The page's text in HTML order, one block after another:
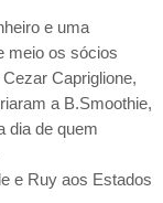
e uma
meio os sócios
Capriglione,
a B.Smoothie,
dia de quem
e Ruy aos Estados